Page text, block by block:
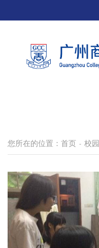
您所在的位置： 首页 - 校